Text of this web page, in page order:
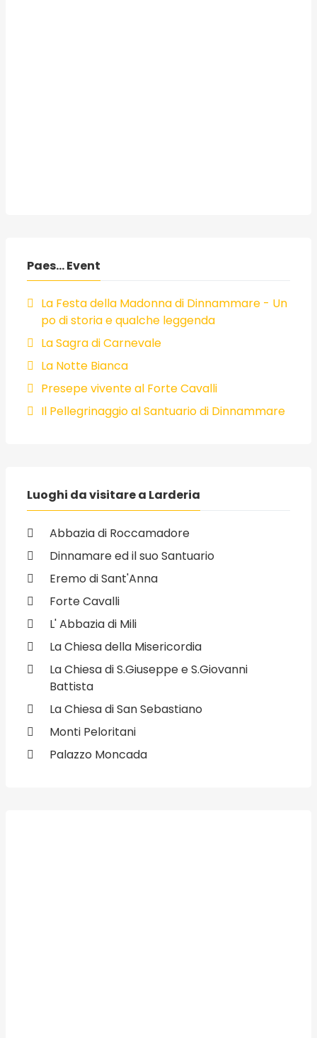
Paes... Event
La Festa della Madonna di Dinnammare - Un
po di storia e qualche leggenda
La Sagra di Carnevale
La Notte Bianca
Presepe vivente al Forte Cavalli
Il Pellegrinaggio al Santuario di Dinnammare
Luoghi da visitare a Larderia
Abbazia di Roccamadore
Dinnamare ed il suo Santuario
Eremo di Sant'Anna
Forte Cavalli
L' Abbazia di Mili
La Chiesa della Misericordia
La Chiesa di S.Giuseppe e S.Giovanni
Battista
La Chiesa di San Sebastiano
Monti Peloritani
Palazzo Moncada